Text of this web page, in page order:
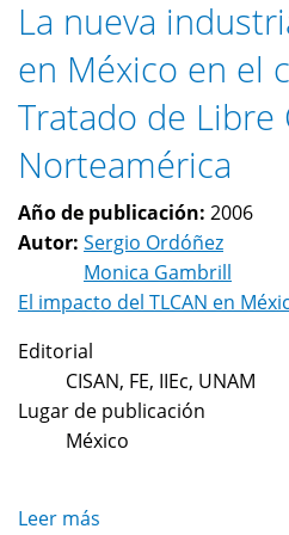
La nueva
en México en el
Tratado de Libre
Norteamérica
Año de publicación: 2006
Autor: Sergio Ordóñez
Monica Gambrill
El impacto del TLCAN en
Editorial
CISAN, FE, IIEc, UNAM
Lugar de publicación
México
Leer más